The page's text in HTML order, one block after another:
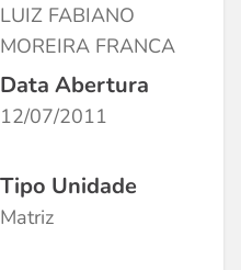
LUIZ FABIANO
MOREIRA FRANCA
Data Abertura
12/07/2011
Tipo Unidade
Matriz